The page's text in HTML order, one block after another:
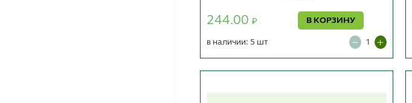
244.00₽ В КОРЗИНУ
в наличии: 5 шт